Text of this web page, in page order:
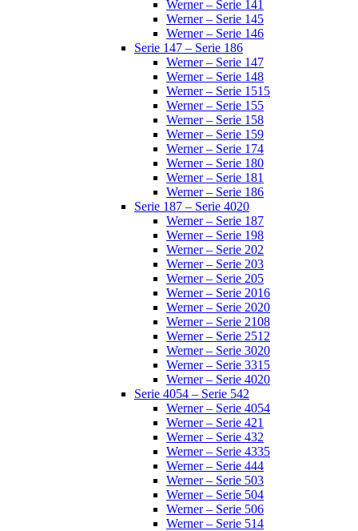
Werner – Serie 141
Werner – Serie 145
Werner – Serie 146
Serie 147 – Serie 186
Werner – Serie 147
Werner – Serie 148
Werner – Serie 1515
Werner – Serie 155
Werner – Serie 158
Werner – Serie 159
Werner – Serie 174
Werner – Serie 180
Werner – Serie 181
Werner – Serie 186
Serie 187 – Serie 4020
Werner – Serie 187
Werner – Serie 198
Werner – Serie 202
Werner – Serie 203
Werner – Serie 205
Werner – Serie 2016
Werner – Serie 2020
Werner – Serie 2108
Werner – Serie 2512
Werner – Serie 3020
Werner – Serie 3315
Werner – Serie 4020
Serie 4054 – Serie 542
Werner – Serie 4054
Werner – Serie 421
Werner – Serie 432
Werner – Serie 4335
Werner – Serie 444
Werner – Serie 503
Werner – Serie 504
Werner – Serie 506
Werner – Serie 514